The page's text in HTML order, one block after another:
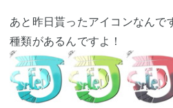
あと昨日貰ったアイコンなん
種類があるんですよ！